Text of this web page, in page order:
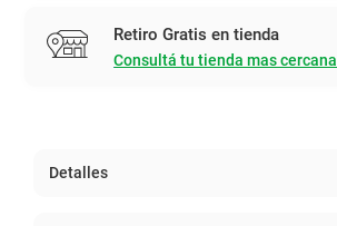
Retiro Gratis en tienda
Consultá tu tienda mas cercana
Detalles